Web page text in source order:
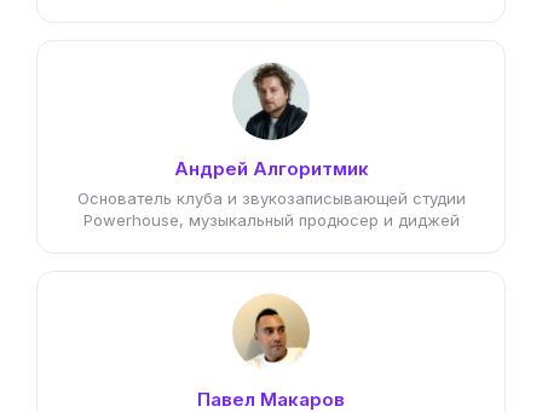
Андрей Алгоритмик
Основатель клуба и звукозаписывающей студии
Powerhouse, музыкальный продюсер и диджей
Павел Макаров